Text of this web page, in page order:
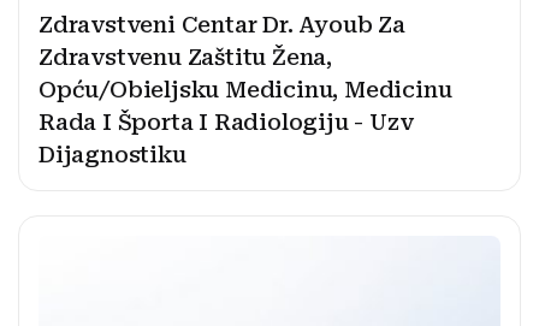
Zdravstveni Centar Dr. Ayoub Za
Zdravstvenu Zaštitu Žena,
Opću/Obieljsku Medicinu, Medicinu
Rada I Športa I Radiologiju - Uzv
Dijagnostiku